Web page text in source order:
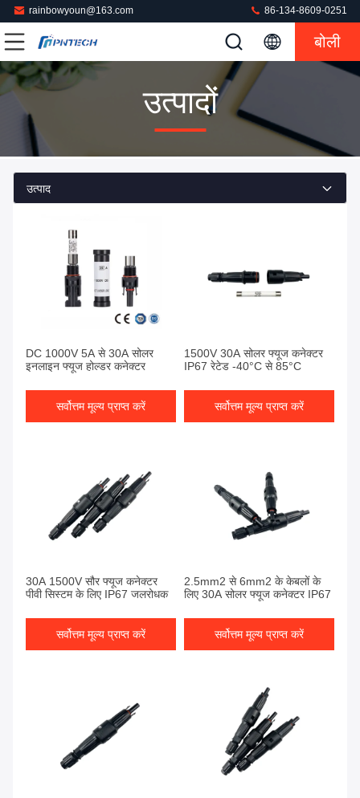
rainbowyoun@163.com 86-134-8609-0251
बोली
उत्पादों
उत्पाद
DC 1000V 5A से 30A सोलर
इनलाइन फ्यूज होल्डर कनेक्टर
सर्वोत्तम मूल्य प्राप्त करें
1500V 30A सोलर फ्यूज कनेक्टर
IP67 रेटेड -40°C से 85°C
सर्वोत्तम मूल्य प्राप्त करें
30A 1500V सौर फ्यूज कनेक्टर
पीवी सिस्टम के लिए IP67 जलरोधक
सर्वोत्तम मूल्य प्राप्त करें
2.5mm2 से 6mm2 के केबलों के
लिए 30A सोलर फ्यूज कनेक्टर IP67
सर्वोत्तम मूल्य प्राप्त करें